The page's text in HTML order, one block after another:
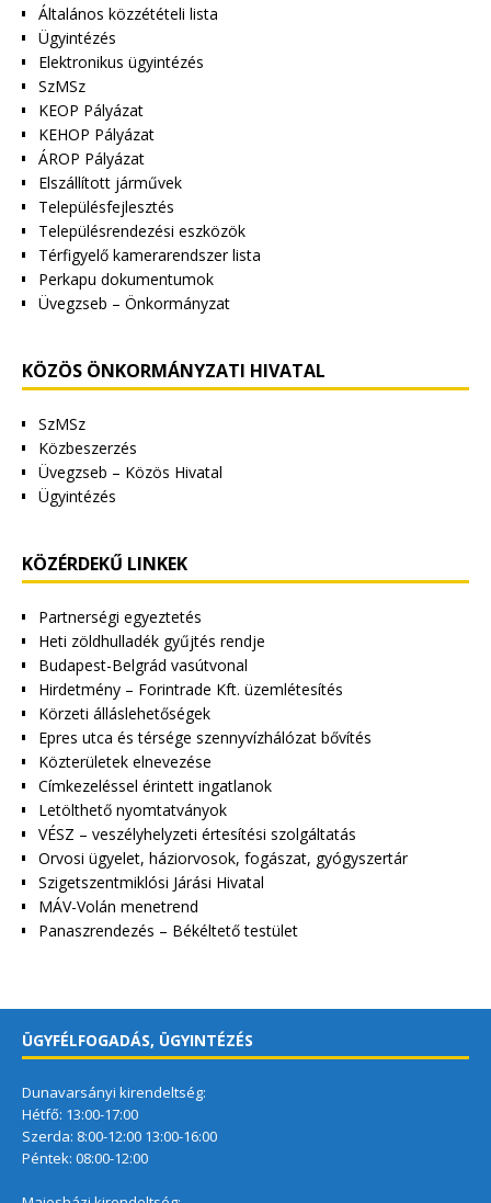
Általános közzétételi lista
Ügyintézés
Elektronikus ügyintézés
SzMSz
KEOP Pályázat
KEHOP Pályázat
ÁROP Pályázat
Elszállított járművek
Településfejlesztés
Településrendezési eszközök
Térfigyelő kamerarendszer lista
Perkapu dokumentumok
Üvegzseb – Önkormányzat
KÖZÖS ÖNKORMÁNYZATI HIVATAL
SzMSz
Közbeszerzés
Üvegzseb – Közös Hivatal
Ügyintézés
KÖZÉRDEKŰ LINKEK
Partnerségi egyeztetés
Heti zöldhulladék gyűjtés rendje
Budapest-Belgrád vasútvonal
Hirdetmény – Forintrade Kft. üzemlétesítés
Körzeti álláslehetőségek
Epres utca és térsége szennyvízhálózat bővítés
Közterületek elnevezése
Címkezeléssel érintett ingatlanok
Letölthető nyomtatványok
VÉSZ – veszélyhelyzeti értesítési szolgáltatás
Orvosi ügyelet, háziorvosok, fogászat, gyógyszertár
Szigetszentmiklósi Járási Hivatal
MÁV-Volán menetrend
Panaszrendezés – Békéltető testület
ÜGYFÉLFOGADÁS, ÜGYINTÉZÉS
Dunavarsányi kirendeltség:
Hétfő: 13:00-17:00
Szerda: 8:00-12:00 13:00-16:00
Péntek: 08:00-12:00